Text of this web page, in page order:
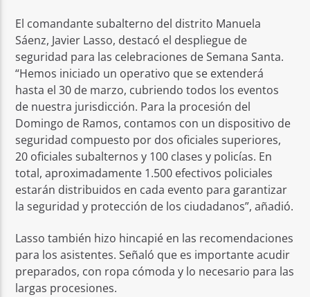
El comandante subalterno del distrito Manuela
Sáenz, Javier Lasso, destacó el despliegue de
seguridad para las celebraciones de Semana Santa.
“Hemos iniciado un operativo que se extenderá
hasta el 30 de marzo, cubriendo todos los eventos
de nuestra jurisdicción. Para la procesión del
Domingo de Ramos, contamos con un dispositivo de
seguridad compuesto por dos oficiales superiores,
20 oficiales subalternos y 100 clases y policías. En
total, aproximadamente 1.500 efectivos policiales
estarán distribuidos en cada evento para garantizar
la seguridad y protección de los ciudadanos”, añadió.
Lasso también hizo hincapié en las recomendaciones
para los asistentes. Señaló que es importante acudir
preparados, con ropa cómoda y lo necesario para las
largas procesiones.